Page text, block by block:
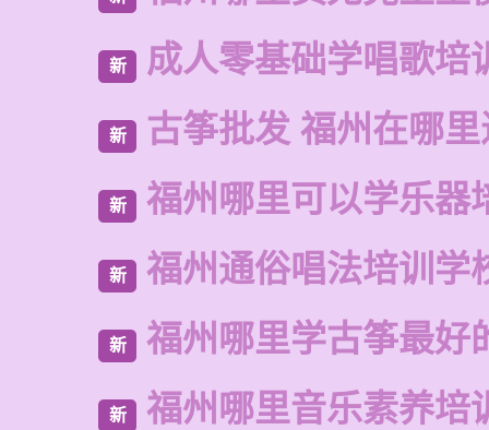
新 成人零基础学唱歌培
新 古筝批发 福州在哪
新 福州哪里可以学乐器
新 福州通俗唱法培训学
新 福州哪里学古筝最好
新 福州哪里音乐素养培